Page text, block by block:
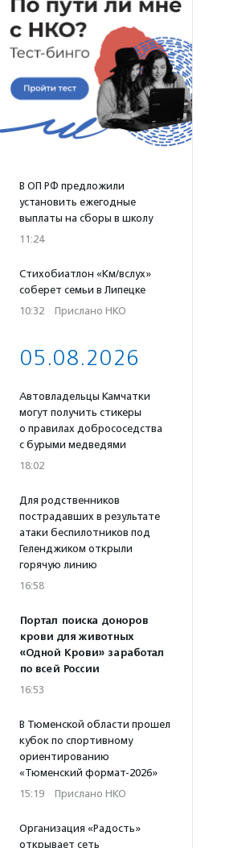
В ОП РФ предложили
установить ежегодные
выплаты на сборы в школу
11:24
Стихобиатлон «Км/вслух»
соберет семьи в Липецке
10:32 · Прислано НКО
05.08.2026
Автовладельцы Камчатки
могут получить стикеры
о правилах добрососедства
с бурыми медведями
18:02
Для родственников
пострадавших в результате
атаки беспилотников под
Геленджиком открыли
горячую линию
16:58
Портал поиска доноров
крови для животных
«Одной Крови» заработал
по всей России
16:53
В Тюменской области прошел
кубок по спортивному
ориентированию
«Тюменский формат-2026»
15:19 · Прислано НКО
Организация «Радость»
открывает сеть